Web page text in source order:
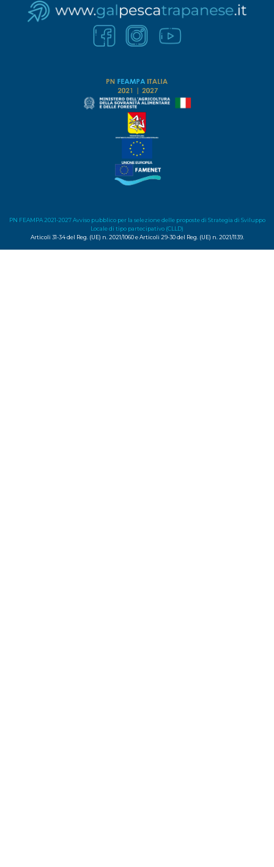
PN FEAMPA 2021-2027 Avviso pubblico per la selezione delle proposte di Strategia di Sviluppo
Locale di tipo partecipativo (CLLD)
Articoli 31-34 del Reg. (UE) n. 2021/1060 e Articoli 29-30 del Reg. (UE) n. 2021/1139.